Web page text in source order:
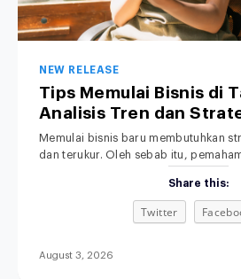
NEW RELEASE
Tips Memulai Bisnis di
Analisis Tren dan
Memulai bisnis baru membutuhkan
dan terukur. Oleh sebab itu,
yang sangat penting. Di era
dinamika persaingan pasar
pesat. Akibatnya, metode bisnis
konsumen terhadap kecepatan dan
Share this:
Twitter
August 3, 2026